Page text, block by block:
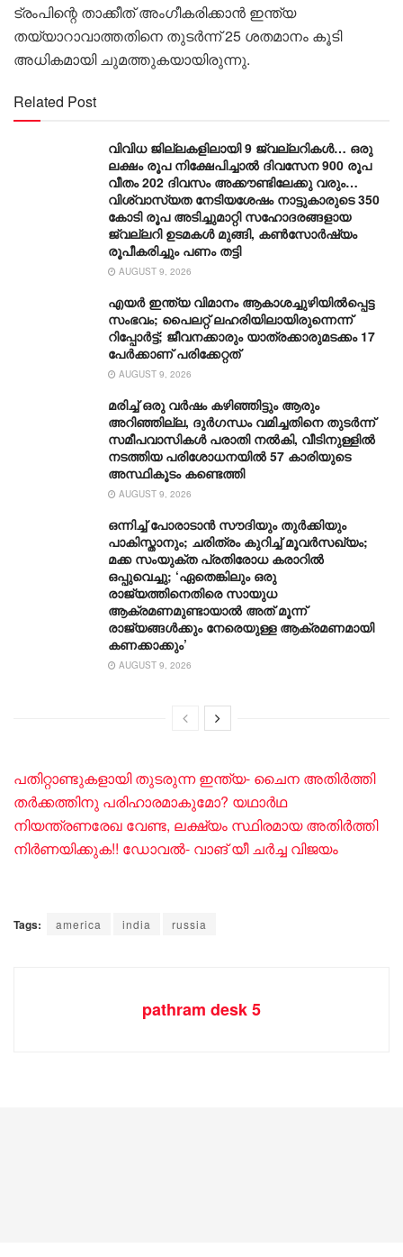
ട്രംപിന്റെ താക്കീത് അംഗീകരിക്കാൻ ഇന്ത്യ
തയ്യാറാവാത്തതിനെ തുടർന്ന് 25 ശതമാനം കൂടി
അധികമായി ചുമത്തുകയായിരുന്നു.
Related Post
വിവിധ ജില്ലകളിലായി 9 ജ്വല്ലറികൾ… ഒരു
ലക്ഷം രൂപ നിക്ഷേപിച്ചാൽ ദിവസേന 900 രൂപ
വീതം 202 ദിവസം അക്കൗണ്ടിലേക്കു വരും…
വിശ്വാസ്യത നേടിയശേഷം നാട്ടുകാരുടെ 350
കോടി രൂപ അടിച്ചുമാറ്റി സഹോദരങ്ങളായ
ജ്വല്ലറി ഉടമകൾ മുങ്ങി, കൺസോർഷ്യം
രൂപീകരിച്ചും പണം തട്ടി
AUGUST 9, 2026
എയർ ഇന്ത്യ വിമാനം ആകാശച്ചുഴിയിൽപ്പെട്ട
സംഭവം; പൈലറ്റ് ലഹരിയിലായിരുന്നെന്ന്
റിപ്പോർട്ട്; ജീവനക്കാരും യാത്രക്കാരുമടക്കം 17
പേർക്കാണ് പരിക്കേറ്റത്
AUGUST 9, 2026
മരിച്ച് ഒരു വര്‍ഷം കഴിഞ്ഞിട്ടും ആരും
അറിഞ്ഞില്ല, ദുര്‍ഗന്ധം വമിച്ചതിനെ തുടര്‍ന്ന്
സമീപവാസികള്‍ പരാതി നല്‍കി, വീടിനുള്ളില്‍
നടത്തിയ പരിശോധനയില്‍ 57 കാരിയുടെ
അസ്ഥികൂടം കണ്ടെത്തി
AUGUST 9, 2026
ഒന്നിച്ച് പോരാടാൻ സൗദിയും തുർക്കിയും
പാകിസ്താനും; ചരിത്രം കുറിച്ച് മൂവർസഖ്യം;
മക്ക സംയുക്ത പ്രതിരോധ കരാറിൽ
ഒപ്പുവെച്ചു; ‘ഏതെങ്കിലും ഒരു
രാജ്യത്തിനെതിരെ സായുധ
ആക്രമണമുണ്ടായാൽ അത് മൂന്ന്
രാജ്യങ്ങൾക്കും നേരെയുള്ള ആക്രമണമായി
കണക്കാക്കും’
AUGUST 9, 2026
പതിറ്റാണ്ടുകളായി തുടരുന്ന ഇന്ത്യ- ചൈന അതിർത്തി
തർക്കത്തിനു പരിഹാരമാകുമോ? യഥാർഥ
നിയന്ത്രണരേഖ വേണ്ട, ലക്ഷ്യം സ്ഥിരമായ അതിർത്തി
നിർണയിക്കുക!! ഡോവൽ- വാങ് യീ ചർച്ച വിജയം
Tags: america india russia
pathram desk 5